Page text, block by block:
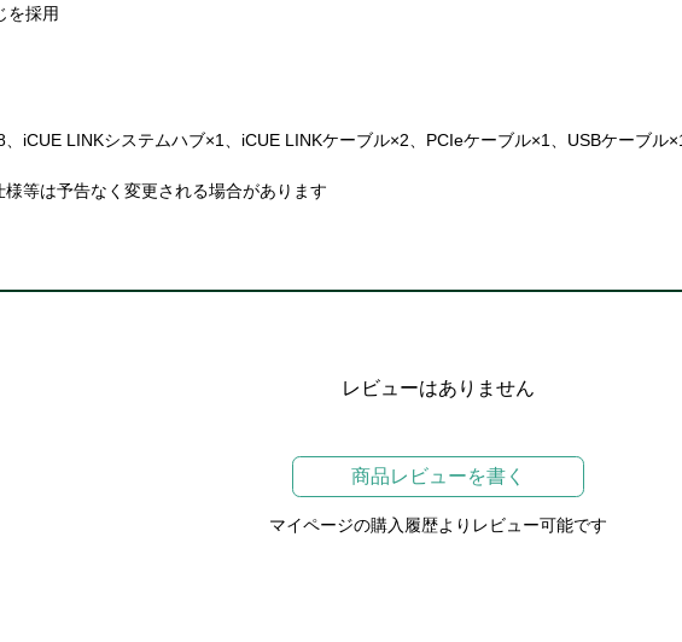
を採用
iCUE LINKシステムハブ×1、iCUE LINKケーブル×2、PCIeケーブル×1、USBケーブル
等は予告なく変更される場合があります
レビューはありません
商品レビューを書く
マイページの購入履歴よりレビュー可能です